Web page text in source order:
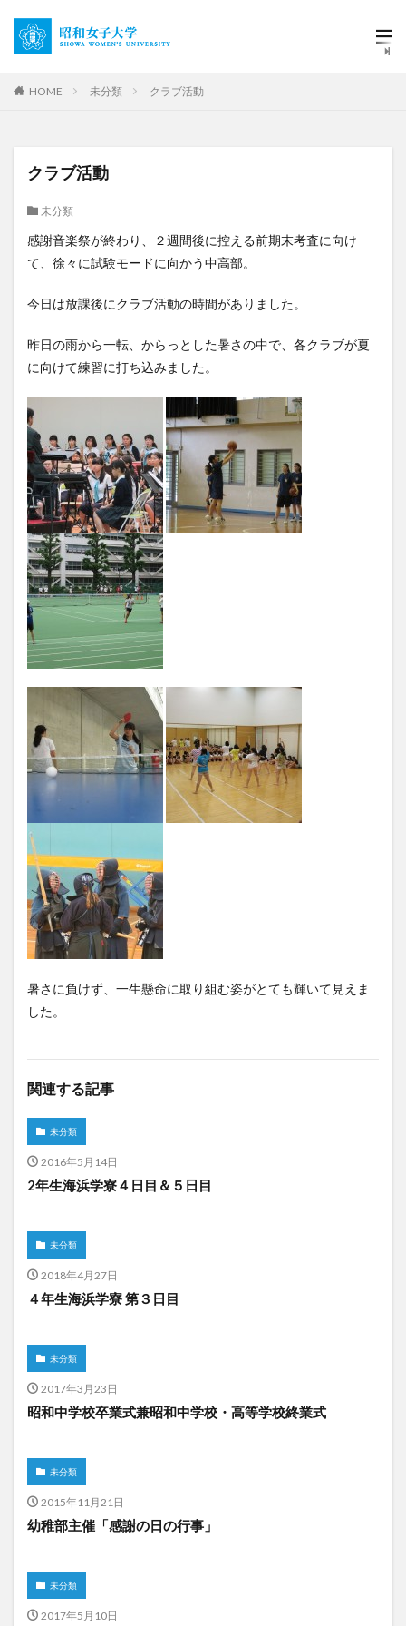
HOME 未分類 クラブ活動
クラブ活動
未分類
感謝音楽祭が終わり、２週間後に控える前期末考査に向け
て、徐々に試験モードに向かう中高部。
今日は放課後にクラブ活動の時間がありました。
昨日の雨から一転、からっとした暑さの中で、各クラブが夏
に向けて練習に打ち込みました。
暑さに負けず、一生懸命に取り組む姿がとても輝いて見えま
した。
関連する記事
未分類
2016年5月14日
2年生海浜学寮４日目＆５日目
未分類
2018年4月27日
４年生海浜学寮 第３日目
未分類
2017年3月23日
昭和中学校卒業式兼昭和中学校・高等学校終業式
未分類
2015年11月21日
幼稚部主催「感謝の日の行事」
未分類
2017年5月10日